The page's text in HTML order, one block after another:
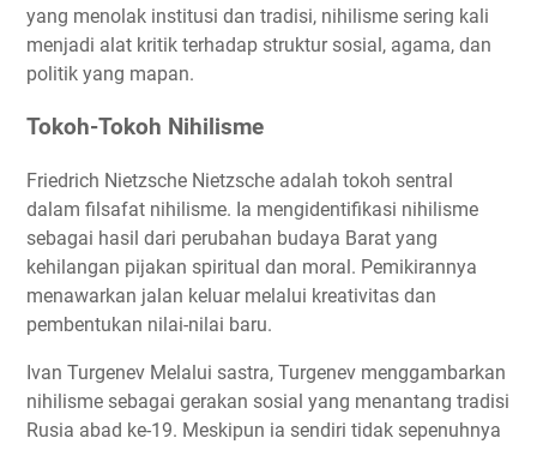
yang menolak institusi dan tradisi, nihilisme sering kali
menjadi alat kritik terhadap struktur sosial, agama, dan
politik yang mapan.
Tokoh-Tokoh Nihilisme
Friedrich Nietzsche Nietzsche adalah tokoh sentral
dalam filsafat nihilisme. Ia mengidentifikasi nihilisme
sebagai hasil dari perubahan budaya Barat yang
kehilangan pijakan spiritual dan moral. Pemikirannya
menawarkan jalan keluar melalui kreativitas dan
pembentukan nilai-nilai baru.
Ivan Turgenev Melalui sastra, Turgenev menggambarkan
nihilisme sebagai gerakan sosial yang menantang tradisi
Rusia abad ke-19. Meskipun ia sendiri tidak sepenuhnya